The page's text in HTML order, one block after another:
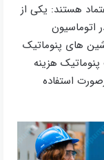
هستند: یکی از
اتوماسیون
های پنوماتیک
هزینه
استفاده